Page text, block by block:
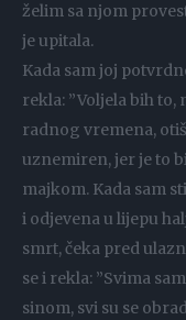
želim sa njom
je upitala.
Kada sam joj
rekla: ”Voljela bih
radnog vremena,
uznemiren, jer je to
majkom. Kada sam
i odjevena u lijepu
smrt, čeka pred
se i rekla: ”Svima
sinom, svi su se